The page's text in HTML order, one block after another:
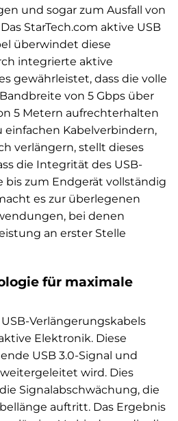
und sogar zum Ausfall von
StarTech.com aktive USB
überwindet diese
integrierte aktive
gewährleistet, dass die volle
von 5 Gbps über
5 Metern aufrechterhalten
einfachen Kabelverbindern,
verlängern, stellt dieses
die Integrität des USB-
bis zum Endgerät vollständig
es zur überlegenen
bei denen
an erster Stelle
für maximale
Verlängerungskabels
Elektronik. Diese
USB 3.0-Signal und
wird. Dies
Signalabschwächung, die
auftritt. Das Ergebnis